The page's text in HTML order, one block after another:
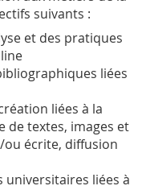
suivants :
et des pratiques
liées
liées à la
de textes, images et
écrite, diffusion
liées à